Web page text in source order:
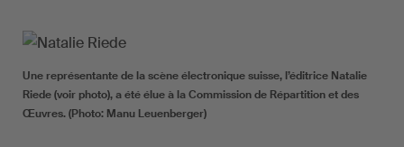
Une représentante de la scène électronique suisse, l’éditrice Natalie
Riede (voir photo), a été élue à la Commission de Répartition et des
Œuvres. (Photo: Manu Leuenberger)